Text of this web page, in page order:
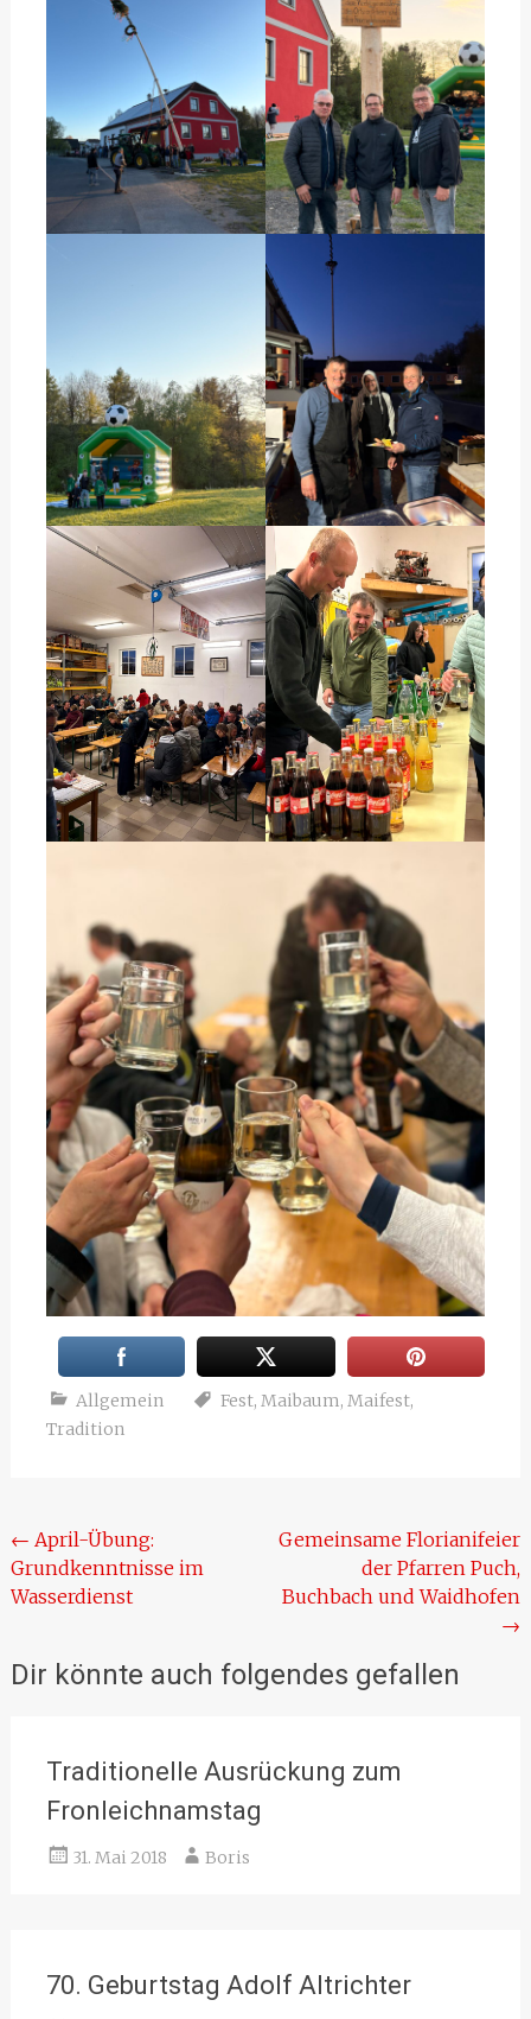
Allgemein Fest, Maibaum, Maifest,
Tradition
Beitragsnavigation
← April-Übung:
Grundkenntnisse im
Wasserdienst
Gemeinsame Florianifeier
der Pfarren Puch,
Buchbach und Waidhofen
→
Dir könnte auch folgendes gefallen
Traditionelle Ausrückung zum
Fronleichnamstag
31. Mai 2018 Boris
70. Geburtstag Adolf Altrichter